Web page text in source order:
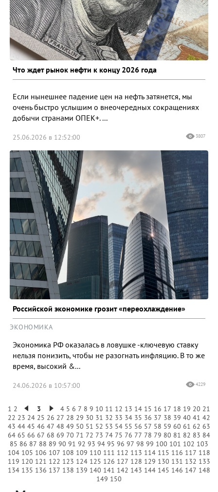
Что ждет рынок нефти к концу 2026 года
Если нынешнее падение цен на нефть затянется, мы
очень быстро услышим о внеочередных сокращениях
добычи странами ОПЕК+. ...
25.06.2026 в 12:52:00 3807
Российской экономике грозит «переохлаждение»
ЭКОНОМИКА
Экономика РФ оказалась в ловушке -ключевую ставку
нельзя понизить, чтобы не разогнать инфляцию. В то же
время, высокий &...
24.06.2026 в 10:57:00 4229
1 2 3 4 5 6 7 8 9 10 11 12 13 14 15 16 17 18 19 20 21
22 23 24 25 26 27 28 29 30 31 32 33 34 35 36 37 38 39 40 41 42
43 44 45 46 47 48 49 50 51 52 53 54 55 56 57 58 59 60 61 62 63
64 65 66 67 68 69 70 71 72 73 74 75 76 77 78 79 80 81 82 83 84
85 86 87 88 89 90 91 92 93 94 95 96 97 98 99 100 101 102 103
104 105 106 107 108 109 110 111 112 113 114 115 116 117 118
119 120 121 122 123 124 125 126 127 128 129 130 131 132 133
134 135 136 137 138 139 140 141 142 143 144 145 146 147 148
149 150